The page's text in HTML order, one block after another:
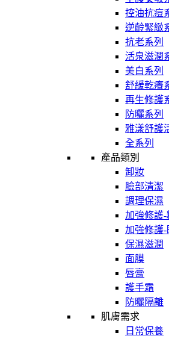
控油抗痘
逆齡緊緻
抗老系列
活泉滋潤
美白系列
舒緩乾癢
再生修護
防曬系列
雅漾舒護
全系列
產品類別
卸妝
臉部清潔
調理保濕
加強修護-
加強修護-
保濕滋潤
面膜
唇膏
護手霜
防曬隔離
肌膚需求
日常保養